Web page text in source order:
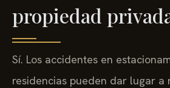
propiedad
Sí. Los accidentes en
residencias pueden dar lugar a